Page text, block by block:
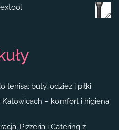
tenisa: buty, odzież i piłki
– komfort i higiena
Pizzeria i Catering z